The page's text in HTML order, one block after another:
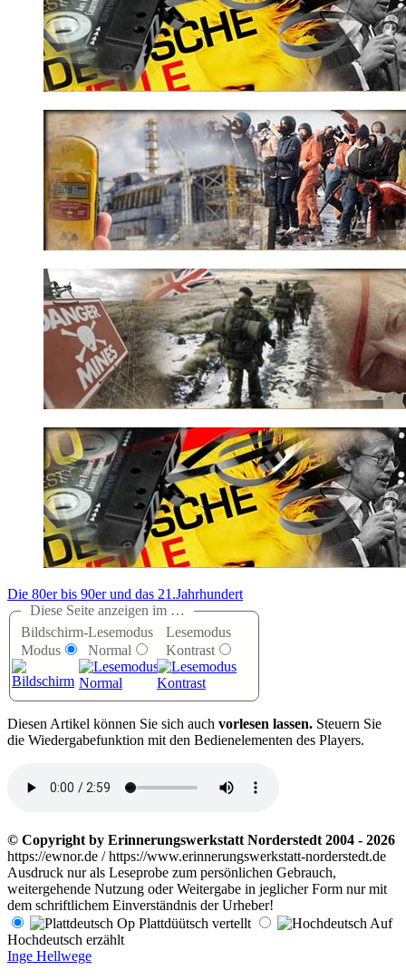
Die 80er bis 90er und das 21.Jahrhundert
Diese Seite anzeigen im …
Bildschirm-
Modus
Lesemodus
Normal
Lesemodus
Kontrast
Diesen Artikel können Sie sich auch vorlesen lassen. Steuern Sie
die Wiedergabefunktion mit den Bedienelementen des Players.
© Copyright by Erinnerungswerkstatt Norderstedt 2004 - 2026
https://ewnor.de / https://www.erinnerungswerkstatt-norderstedt.de
Ausdruck nur als Leseprobe zum persönlichen Gebrauch,
weitergehende Nutzung oder Weitergabe in jeglicher Form nur mit
dem schriftlichem Einverständnis der Urheber!
Op Plattdüütsch vertellt
Auf
Hochdeutsch erzählt
Inge Hellwege